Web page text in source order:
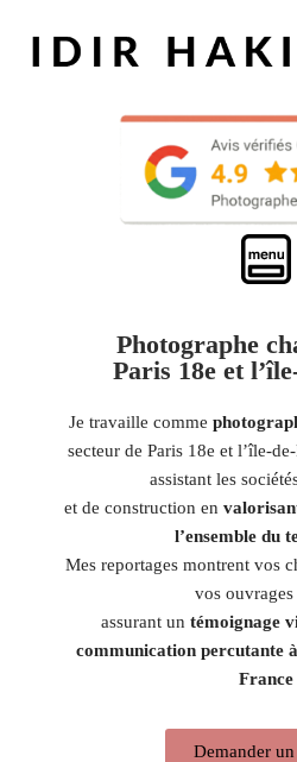
Photographe
Paris 18e et
Je travaille comme
secteur de Paris 18e et l’île-
assistant les
et de construction en
l’ensemble du
Mes reportages montrent vos
vos ouvrages
assurant un témoignage
communication percutante
France
Demander